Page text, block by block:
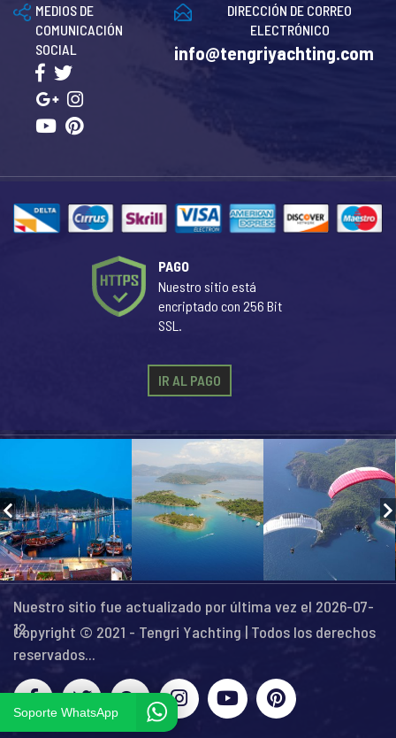
DIRECCIÓN DE CORREO
ELECTRÓNICO
info@tengriyachting.com
MEDIOS DE
COMUNICACIÓN
SOCIAL
PAGO
Nuestro sitio está
encriptado con 256 Bit
SSL.
IR AL PAGO
Nuestro sitio fue actualizado por última vez el 2026-07-
12
Copyright © 2021 - Tengri Yachting | Todos los derechos
reservados...
Soporte WhatsApp